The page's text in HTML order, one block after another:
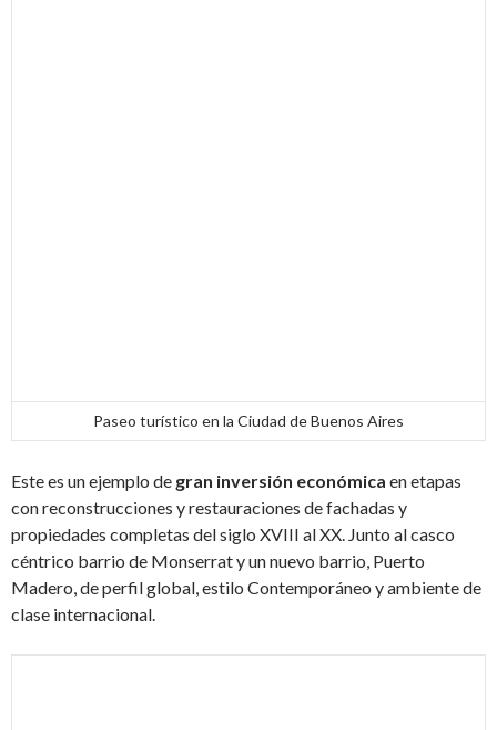
Paseo turístico en la Ciudad de Buenos Aires
Este es un ejemplo de gran inversión económica en etapas
con reconstrucciones y restauraciones de fachadas y
propiedades completas del siglo XVIII al XX. Junto al casco
céntrico barrio de Monserrat y un nuevo barrio, Puerto
Madero, de perfil global, estilo Contemporáneo y ambiente de
clase internacional.